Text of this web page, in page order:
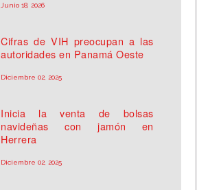
Junio 18, 2026
Cifras de VIH preocupan a las
autoridades en Panamá Oeste
Diciembre 02, 2025
Inicia la venta de bolsas
navideñas con jamón en
Herrera
Diciembre 02, 2025